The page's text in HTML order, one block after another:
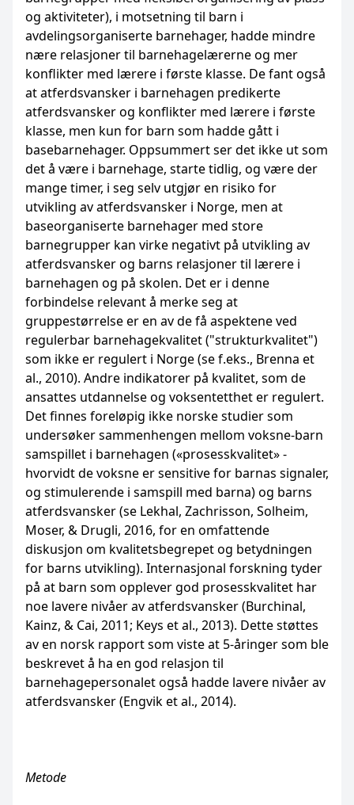
og aktiviteter), i motsetning til barn i
avdelingsorganiserte barnehager, hadde mindre
nære relasjoner til barnehagelærerne og mer
konflikter med lærere i første klasse. De fant også
at atferdsvansker i barnehagen predikerte
atferdsvansker og konflikter med lærere i første
klasse, men kun for barn som hadde gått i
basebarnehager. Oppsummert ser det ikke ut som
det å være i barnehage, starte tidlig, og være der
mange timer, i seg selv utgjør en risiko for
utvikling av atferdsvansker i Norge, men at
baseorganiserte barnehager med store
barnegrupper kan virke negativt på utvikling av
atferdsvansker og barns relasjoner til lærere i
barnehagen og på skolen. Det er i denne
forbindelse relevant å merke seg at
gruppestørrelse er en av de få aspektene ved
regulerbar barnehagekvalitet ("strukturkvalitet")
som ikke er regulert i Norge (se f.eks., Brenna et
al., 2010). Andre indikatorer på kvalitet, som de
ansattes utdannelse og voksentetthet er regulert.
Det finnes foreløpig ikke norske studier som
undersøker sammenhengen mellom voksne-barn
samspillet i barnehagen («prosesskvalitet» -
hvorvidt de voksne er sensitive for barnas signaler,
og stimulerende i samspill med barna) og barns
atferdsvansker (se Lekhal, Zachrisson, Solheim,
Moser, & Drugli, 2016, for en omfattende
diskusjon om kvalitetsbegrepet og betydningen
for barns utvikling). Internasjonal forskning tyder
på at barn som opplever god prosesskvalitet har
noe lavere nivåer av atferdsvansker (Burchinal,
Kainz, & Cai, 2011; Keys et al., 2013). Dette støttes
av en norsk rapport som viste at 5-åringer som ble
beskrevet å ha en god relasjon til
barnehagepersonalet også hadde lavere nivåer av
atferdsvansker (Engvik et al., 2014).
Metode